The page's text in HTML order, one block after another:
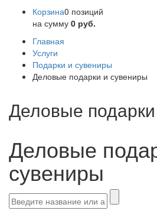
Корзина0 позиций
на сумму 0 руб.
Главная
Услуги
Подарки и сувениры
Деловые подарки и сувениры
Деловые
Деловые
сувениры